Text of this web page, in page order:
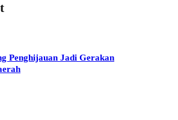
Penghijauan Jadi Gerakan